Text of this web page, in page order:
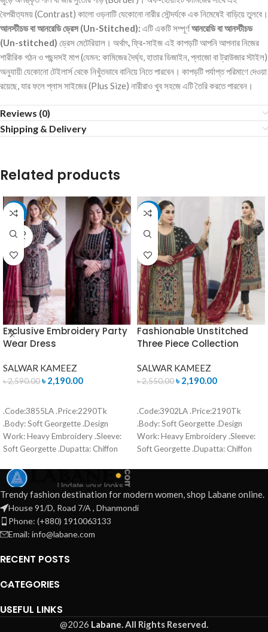
বৈপরীত্যময় (Contrast) কালো ওড়নাটি যেকোনো নারীর সৌন্দর্যকে এক নিমেষেই বাড়িয়ে তুলবে।
আনস্টীচড বা আনরেডি ড্রেস (Un-Stitched): এটি একটি সম্পূর্ণআনরেডি বা আনস্টীচড
(Un-stitched) ড্রেস মেটেরিয়াল। অর্থাৎ, ফ্রি-সাইজ এই কাপড়টি আপনি আপনার নিজের
শারীরিক গঠন ও পছন্দসই মাপ (যেমন: কামিজের দৈর্ঘ্য, হাতার ডিজাইন, প্লাজো বা ট্রাউজার স্টাইল)
অনুযায়ী যেকোনো টেইলার্স থেকে নিখুঁতভাবে বানিয়ে নিতে পারবেন। কাপড়টি পর্যাপ্ত পরিমাণে দেওয়া
রয়েছে, যার ফলে প্লাস সাইজের (Plus Size) নারীরাও খুব সহজে এটি তৈরি করতে পারবেন।
Reviews (0)
Shipping & Delivery
Related products
-15%
SOLD
OUT
Exclusive Embroidery Party
Wear Dress
SALWAR KAMEEZ
৳2,590.00৳ 2,190.00
.Code:3855LA .Price:2290Tk
.Body: Soft Georgette .Design
Work: Heavy Embroidery .Sleeve:
Soft Georgette .Dupatta: Chiffon
Stitched .Type: Made in Bangladesh
Call for order : 01771006910
01631493054
-14%
Fashionable Unstitched
Three Piece Collection
SALWAR KAMEEZ
৳2,550.00৳ 2,190.00
.Code:3902LA .Price:2190Tk
.Body: Soft Georgette .Design
Work: Heavy Embroidery .Sleeve:
Soft Georgette .Dupatta: Chiffon
01631493054
Trendy fashion destination for modern women, shop Labane online.
House 91/D, Road 7/A , Dhanmondi
Phone: (+880) 1910063133
Email: info@labane.com
RECENT POSTS
CATEGORIES
USEFUL LINKS
@2026 Labane.All Rights Reserved.